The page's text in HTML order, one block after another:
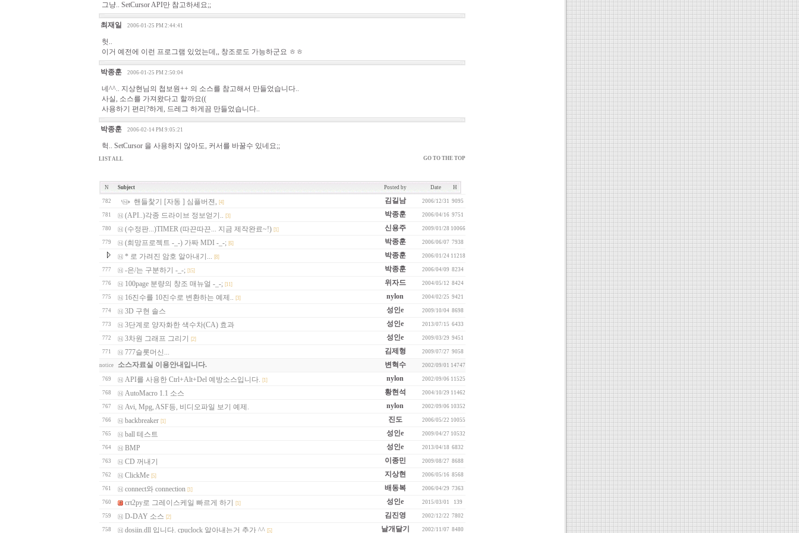
그냥.. SetCursor API만 참고하세요;;
최재일 2006-01-25 PM 2:44:41
헛..
이거 예전에 이런 프로그램 있었는데,, 창조로도 가능하군요 ㅎㅎ
박종훈 2006-01-25 PM 2:50:04
네^^.. 지상현님의 첩보원++ 의 소스를 참고해서 만들었습니다..
사실, 소스를 가져왔다고 할까요((
사용하기 편리?하게, 드레그 하게끔 만들었습니다..
박종훈 2006-02-14 PM 9:05:21
헉.. SetCursor 을 사용하지 않아도, 커서를 바꿀수 있네요;;
LIST ALL GO TO THE TOP
N Subject Posted by Date H
782 핸들찿기 [자동 ] 심플버젼, [4] 김길남 2006/12/31 9095
781 (API..)각종 드라이브 정보얻기.. [3] 박종훈 2006/04/16 9751
780 (수정판...)TIMER (따끈따끈... 지금 제작완료~!) [1] 신용주 2009/01/28 10066
779 (희망프로젝트 -_-) 가짜 MDI -_-; [6] 박종훈 2006/06/07 7938
* 로 가려진 암호 알아내기... [8] 박종훈 2006/01/2411218
777 -은/는 구분하기 -_-; [15] 박종훈 2006/04/09 8234
776 100page 분량의 창조 매뉴얼 -_-; [11] 위자드 2004/05/12 8424
775 16진수를 10진수로 변환하는 예제.. [3] nylon 2004/02/25 9421
774 3D 구현 솔스 성인e 2009/10/04 8698
773 3단계로 양자화한 색수차(CA) 효과 성인e 2013/07/15 6433
772 3차원 그래프 그리기 [2] 성인e 2009/03/29 9451
771 777슬롯머신... 김제형 2009/07/27 9058
notice 소스자료실 이용안내입니다. 변혁수 2002/09/01 14747
769 API를 사용한 Ctrl+Alt+Del 예방소스입니다. [1] nylon 2002/09/06 11525
768 AutoMacro 1.1 소스 황현석 2004/10/29 11462
767 Avi, Mpg, ASF등, 비디오파일 보기 예제. nylon 2002/09/06 10352
766 backbreaker [1] 진도 2006/05/22 10055
765 ball 테스트 성인e 2009/04/27 10532
764 BMP 성인e 2013/04/18 6832
763 CD 꺼내기 이종민 2009/08/27 8688
762 ClickMe [5] 지상현 2006/05/16 8568
761 connect와 connection [1] 배동복 2006/04/29 7363
760 crt2py로 그레이스케일 빠르게 하기 [1] 성인e 2015/03/01 139
759 D-DAY 소스 [2] 김진영 2002/12/22 7802
758 dosiin.dll 입니다. cpuclock 알아내는거 추가 ^^ [5] 날개달기 2002/11/07 8480